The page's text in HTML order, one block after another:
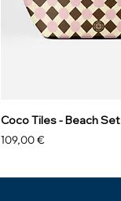
Coco Tiles - Beach Set
Precio
109,00 €